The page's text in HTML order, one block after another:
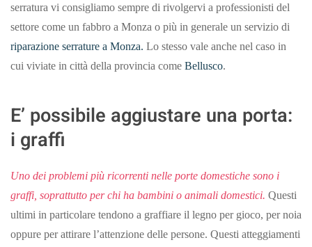
serratura vi consigliamo sempre di rivolgervi a professionisti del
settore come un fabbro a Monza o più in generale un servizio di
riparazione serrature a Monza. Lo stesso vale anche nel caso in
cui viviate in città della provincia come Bellusco.
E’ possibile aggiustare una porta:
i graffi
Uno dei problemi più ricorrenti nelle porte domestiche sono i
graffi, soprattutto per chi ha bambini o animali domestici. Questi
ultimi in particolare tendono a graffiare il legno per gioco, per noia
oppure per attirare l’attenzione delle persone. Questi atteggiamenti